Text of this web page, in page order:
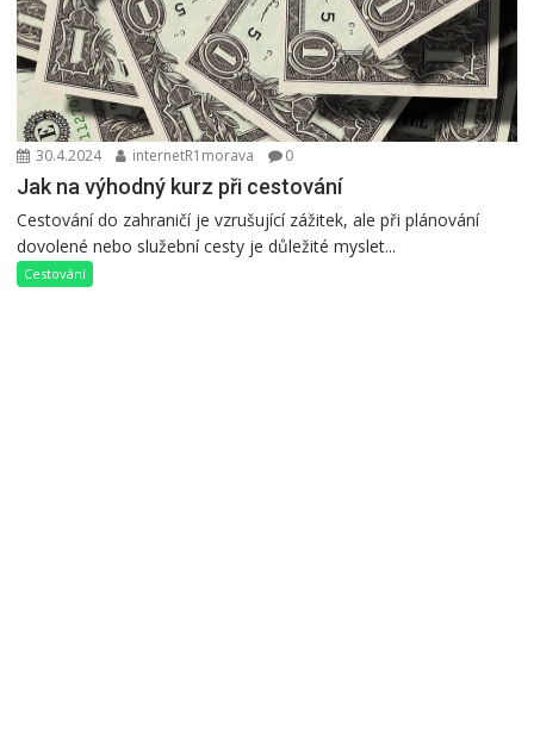
30.4.2024 internetR1morava 0
Jak na výhodný kurz při cestování
Cestování do zahraničí je vzrušující zážitek, ale při plánování
dovolené nebo služební cesty je důležité myslet...
Cestování